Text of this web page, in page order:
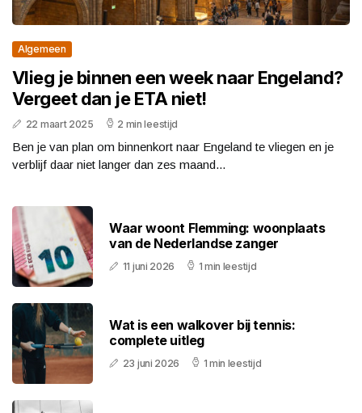
Algemeen
Vlieg je binnen een week naar Engeland?
Vergeet dan je ETA niet!
22 maart 2025 2 min leestijd
Ben je van plan om binnenkort naar Engeland te vliegen en je
verblijf daar niet langer dan zes maand...
Waar woont Flemming: woonplaats
van de Nederlandse zanger
11 juni 2026 1 min leestijd
Wat is een walkover bij tennis:
complete uitleg
23 juni 2026 1 min leestijd